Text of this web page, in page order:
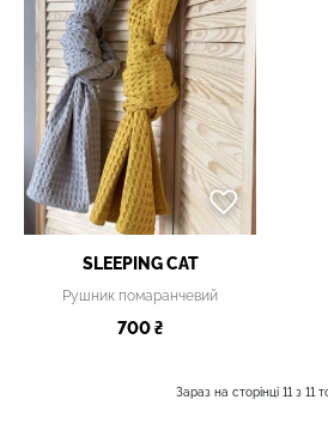
SLEEPING CAT
Рушник помаранчевий
700 ₴
Зараз на сторінці 11з 11